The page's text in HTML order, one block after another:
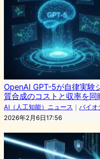
OpenAI GPT-5が自律実験
質合成のコストと収率を同
AI（人工知能）ニュース ｜ バイオ
2026年2月6日17:56